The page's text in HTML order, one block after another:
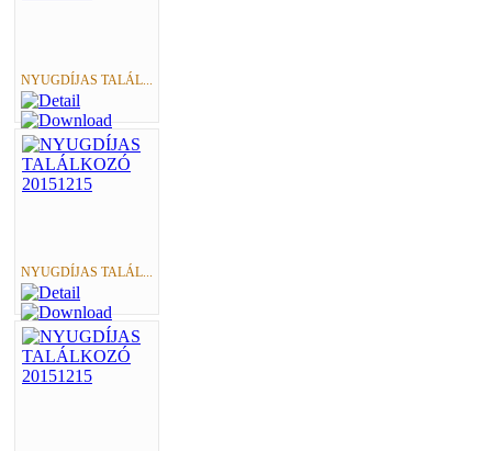
NYUGDÍJAS TALÁL...
NYUGDÍJAS TALÁL...